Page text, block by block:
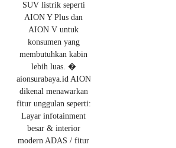
SUV listrik seperti
AION Y Plus dan
AION V untuk
konsumen yang
membutuhkan kabin
lebih luas. �
aionsurabaya.id AION
dikenal menawarkan
fitur unggulan seperti:
Layar infotainment
besar & interior
modern ADAS / fitur